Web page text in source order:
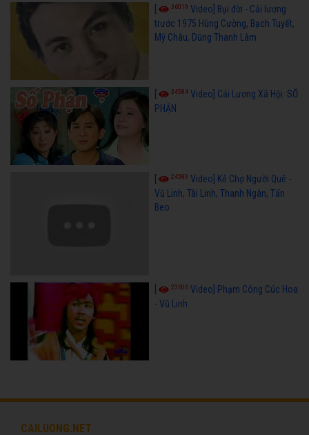
36019 Video] Bụi đời - Cải lương
trước 1975 Hùng Cường, Bạch Tuyết,
Mỹ Châu, Dũng Thanh Lâm
34584 Video] Cải Lương Xã Hội: SỐ
PHẬN
[ 24589 Video] Kẻ Chợ Người Quê -
Vũ Linh, Tài Linh, Thanh Ngân, Tấn
Beo
23606 Video] Phạm Công Cúc Hoa
- Vũ Linh
CAILUONG.NET